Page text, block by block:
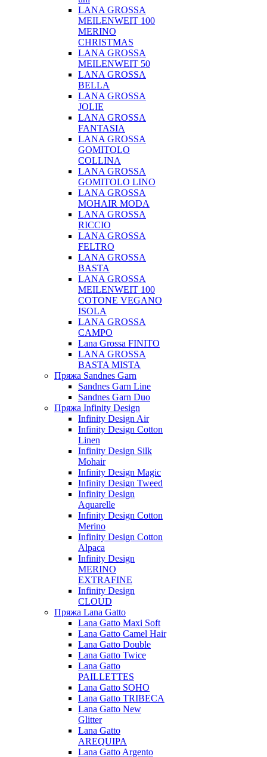
LANA GROSSA
MEILENWEIT 100
MERINO
CHRISTMAS
LANA GROSSA
MEILENWEIT 50
LANA GROSSA
BELLA
LANA GROSSA
JOLIE
LANA GROSSA
FANTASIA
LANA GROSSA
GOMITOLO
COLLINA
LANA GROSSA
GOMITOLO LINO
LANA GROSSA
MOHAIR MODA
LANA GROSSA
RICCIO
LANA GROSSA
FELTRO
LANA GROSSA
BASTA
LANA GROSSA
MEILENWEIT 100
COTONE VEGANO
ISOLA
LANA GROSSA
CAMPO
Lana Grossa FINITO
LANA GROSSA
BASTA MISTA
Пряжа Sandnes Garn
Sandnes Garn Line
Sandnes Garn Duo
Пряжа Infinity Design
Infinity Design Air
Infinity Design Cotton
Linen
Infinity Design Silk
Mohair
Infinity Design Magic
Infinity Design Tweed
Infinity Design
Aquarelle
Infinity Design Cotton
Merino
Infinity Design Cotton
Alpaca
Infinity Design
MERINO
EXTRAFINE
Infinity Design
CLOUD
Пряжа Lana Gatto
Lana Gatto Maxi Soft
Lana Gatto Camel Hair
Lana Gatto Double
Lana Gatto Twice
Lana Gatto
PAILLETTES
Lana Gatto SOHO
Lana Gatto TRIBECA
Lana Gatto New
Glitter
Lana Gatto
AREQUIPA
Lana Gatto Argento